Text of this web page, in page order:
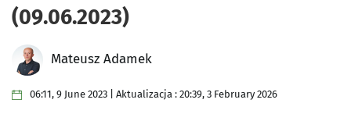
(09.06.2023)
Mateusz Adamek
06:11, 9 June 2023 | Aktualizacja : 20:39, 3 February 2026